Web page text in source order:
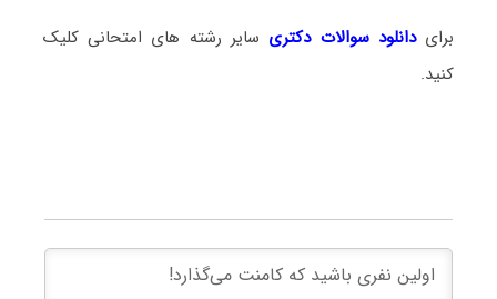
برایدانلود سوالات دکتری سایر رشته های امتحانی کلیک
کنید.